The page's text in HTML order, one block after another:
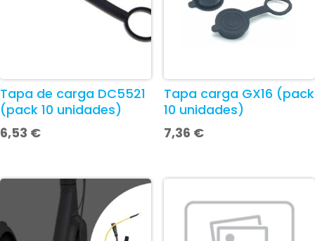
Tapa de carga DC5521
(pack 10 unidades)
6,53 €
Tapa carga GX16 (pack
10 unidades)
7,36 €